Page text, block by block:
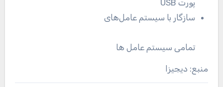
پورت USB
سازگار با سیستم عامل‌های
تمامی سیستم عامل ها
منبع: دیجیزا